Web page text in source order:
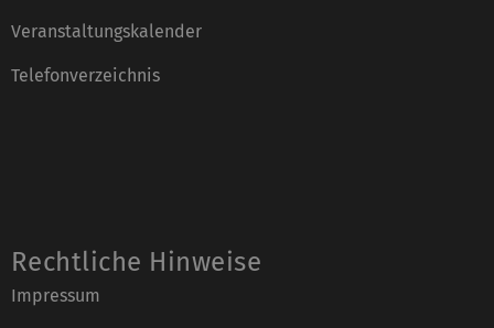
Veranstaltungskalender
Telefonverzeichnis
Rechtliche Hinweise
Impressum